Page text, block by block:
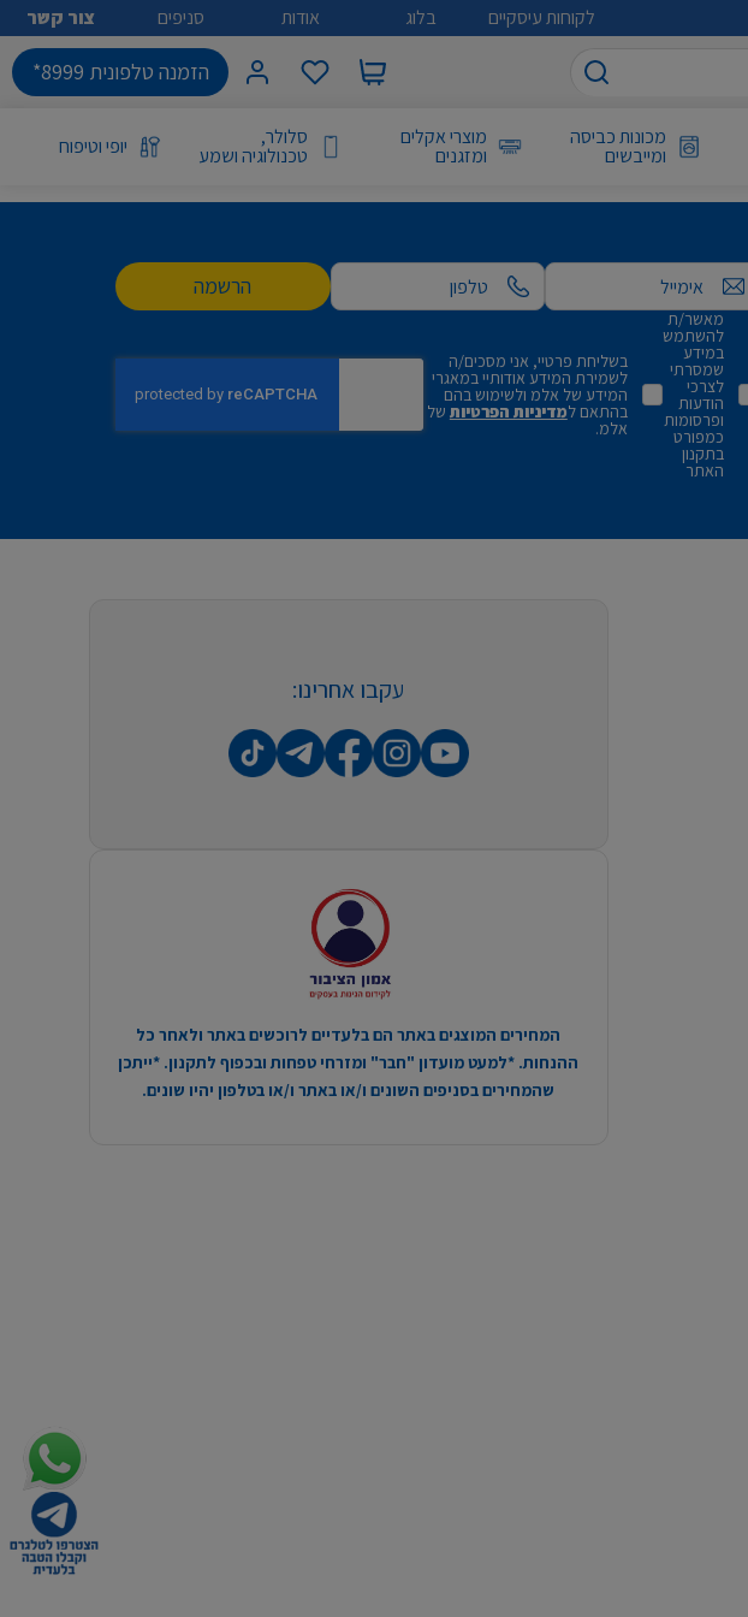
לקוחות עיסקיים בלוג אודות סניפים צור קשר
הזמנה טלפונית 8999*
מכונות כביסה
ומייבשים
מוצרי אקלים
ומזגנים
סלולר,
טכנולוגיה ושמע יופי וטיפוח
אימייל הרשמה
מאשר/ת
להשתמש
במידע
שמסרתי
לצרכי
הודעות
ופרסומות
כמפורט
בתקנון
האתר
בשליחת פרטיי, אני מסכים/ה
לשמירת המידע אודותיי במאגרי
המידע של אלמ ולשימוש בהם
בהתאם למדיניות הפרטיות של
אלמ.
עקבו אחרינו:
המחירים המוצגים באתר הם בלעדיים לרוכשים באתר ולאחר כל
ההנחות. *למעט מועדון "חבר" ומזרחי טפחות ובכפוף לתקנון. *ייתכן
שהמחירים בסניפים השונים ו/או באתר ו/או בטלפון יהיו שונים.